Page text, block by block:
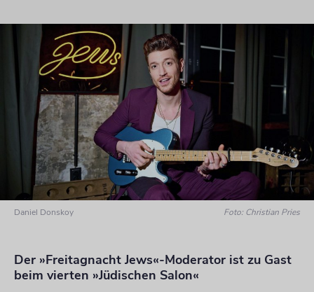
Daniel Donskoy Foto: Christian Pries
Der »Freitagnacht Jews«-Moderator ist zu Gast
beim vierten »Jüdischen Salon«